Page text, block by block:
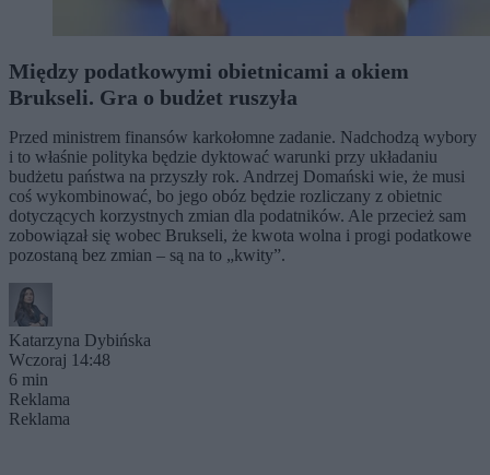
Między podatkowymi obietnicami a okiem
Brukseli. Gra o budżet ruszyła
Przed ministrem finansów karkołomne zadanie. Nadchodzą wybory
i to właśnie polityka będzie dyktować warunki przy układaniu
budżetu państwa na przyszły rok. Andrzej Domański wie, że musi
coś wykombinować, bo jego obóz będzie rozliczany z obietnic
dotyczących korzystnych zmian dla podatników. Ale przecież sam
zobowiązał się wobec Brukseli, że kwota wolna i progi podatkowe
pozostaną bez zmian – są na to „kwity”.
Katarzyna Dybińska
Wczoraj 14:48
6 min
Reklama
Reklama